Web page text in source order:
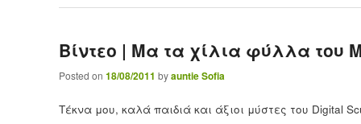
Βίντεο | Μα τα χίλια φύλλα του
Posted on 18/08/2011 byauntie Sofia
Τέκνα μου, καλά παιδιά και άξιοι μύστες του Digital